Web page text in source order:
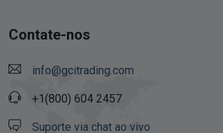
Contate-nos
info@gcitrading.com
+1(800) 604 2457
Suporte via chat ao vivo